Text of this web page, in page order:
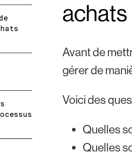
achats
Avant de
gérer de
Voici des
Quelles
Quelles